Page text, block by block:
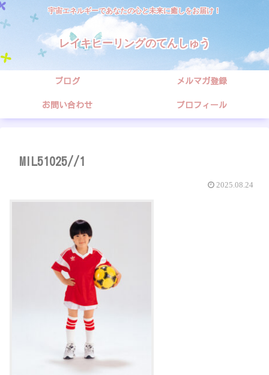
宇宙エネルギーであなたの心と未来に癒しをお届け！
レイキヒーリングのてんしゅう
ブログ メルマガ登録
お問い合わせ プロフィール
MIL51025//1
2025.08.24